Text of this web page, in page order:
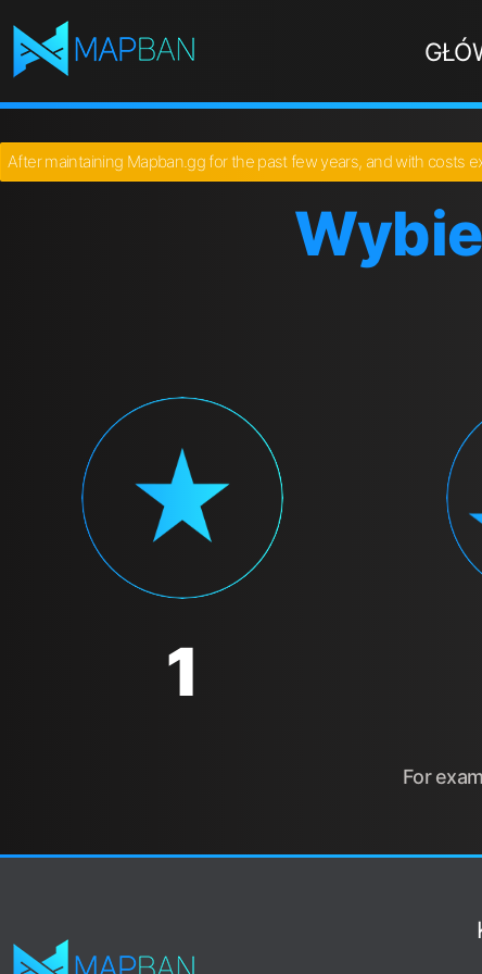
After maintaining Mapban.gg for the past few years, and with costs
1
For